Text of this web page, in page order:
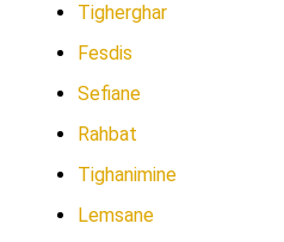
Tigherghar
Fesdis
Sefiane
Rahbat
Tighanimine
Lemsane